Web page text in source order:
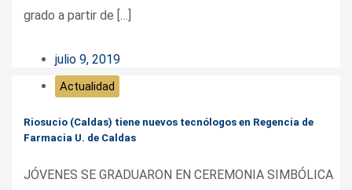
grado a partir de […]
julio 9, 2019
Actualidad
Riosucio (Caldas) tiene nuevos tecnólogos en Regencia de
Farmacia U. de Caldas
JÓVENES SE GRADUARON EN CEREMONIA SIMBÓLICA